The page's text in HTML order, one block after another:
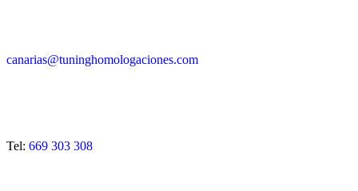
canarias@tuninghomologaciones.com
Tel: 669 303 308